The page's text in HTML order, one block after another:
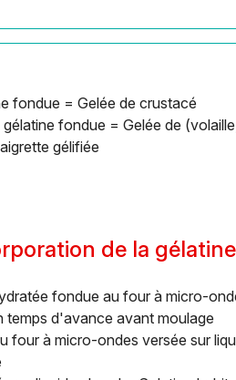
fondue = Gelée de crustacé
fondue = Gelée de
gélifiée
de la
fondue au four à micro-
temps d'avance avant moulage
four à micro-ondes versée sur